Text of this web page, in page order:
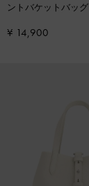
ントバケットバッグ
¥ 14,900